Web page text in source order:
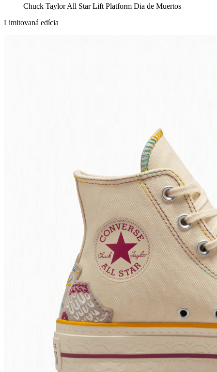
Chuck Taylor All Star Lift Platform Dia de Muertos
Limitovaná edícia